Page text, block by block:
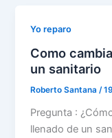
Yo reparo
Como
un sanitario
Roberto Santana /
Pregunta :
llenado de un